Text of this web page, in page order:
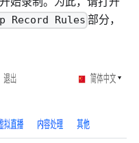
Record Rules 部分，